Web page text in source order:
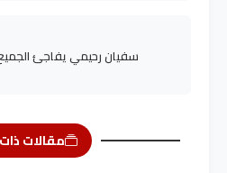
سفيان رحيمي يفاجئ
مقالات